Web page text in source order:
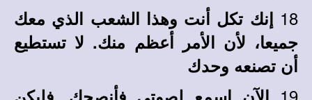
18 إنك تكل أنت وهذا الشعب الذي معك
جميعا، لأن الأمر أعظم منك. لا تستطيع
أن تصنعه وحدك